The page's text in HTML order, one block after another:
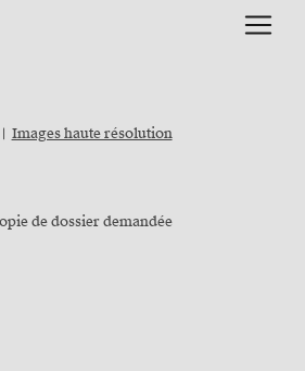
Images haute résolution
de dossier demandée